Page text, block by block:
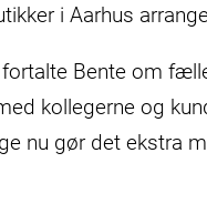
i Aarhus
Bente om
kollegerne og
nu gør det ekstra